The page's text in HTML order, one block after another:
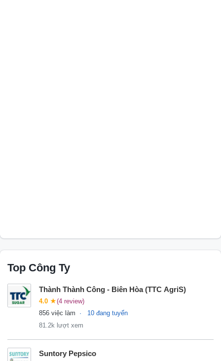
Top Công Ty
Thành Thành Công - Biên Hòa (TTC AgriS)
4.0 ★(4 review)
856 việc làm
10 đang tuyển
81.2k lượt xem
Suntory Pepsico